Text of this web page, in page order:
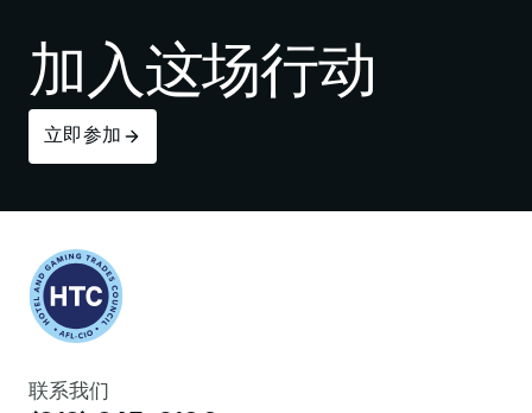
加入这场行动
立即参加
Return to homepage
联系我们